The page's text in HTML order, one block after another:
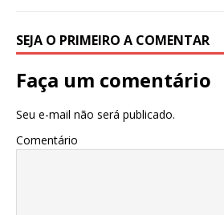
SEJA O PRIMEIRO A COMENTAR
Faça um comentário
Seu e-mail não será publicado.
Comentário